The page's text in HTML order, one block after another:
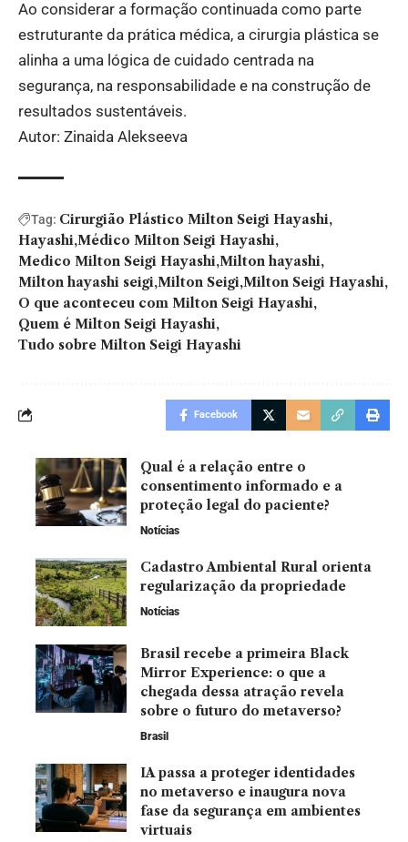
Ao considerar a formação continuada como parte
estruturante da prática médica, a cirurgia plástica se
alinha a uma lógica de cuidado centrada na
segurança, na responsabilidade e na construção de
resultados sustentáveis.
Autor: Zinaida Alekseeva
Tag: Cirurgião Plástico Milton Seigi Hayashi
Hayashi Médico Milton Seigi Hayashi
Medico Milton Seigi Hayashi Milton hayashi
Milton hayashi seigi Milton Seigi Milton Seigi Hayashi
O que aconteceu com Milton Seigi Hayashi
Quem é Milton Seigi Hayashi
Tudo sobre Milton Seigi Hayashi
Facebook
Qual é a relação entre o
consentimento informado e a
proteção legal do paciente?
Notícias
Cadastro Ambiental Rural orienta
regularização da propriedade
Notícias
Brasil recebe a primeira Black
Mirror Experience: o que a
chegada dessa atração revela
sobre o futuro do metaverso?
Brasil
IA passa a proteger identidades
no metaverso e inaugura nova
fase da segurança em ambientes
virtuais